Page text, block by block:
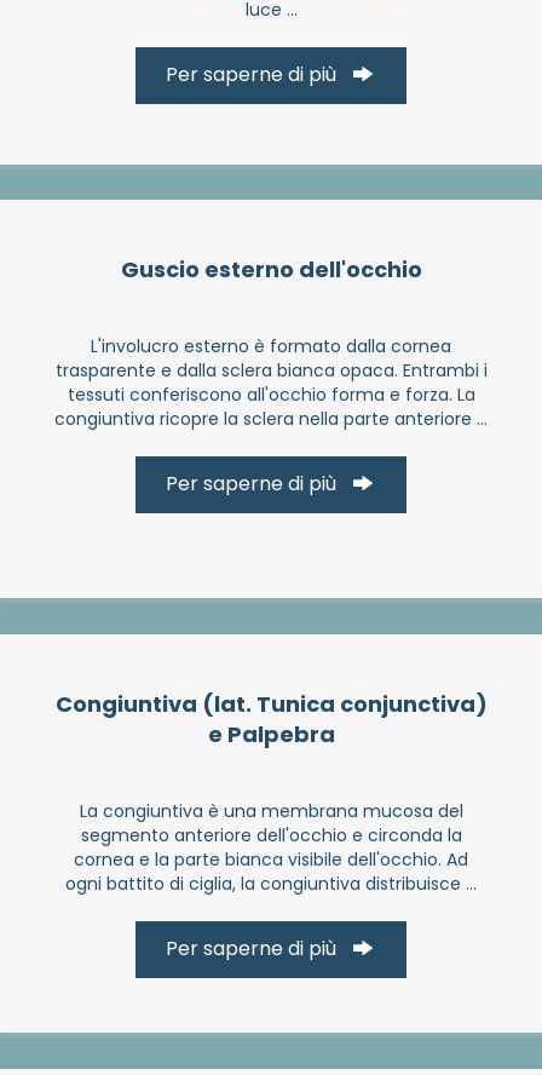
luce ...
Per saperne di più
Guscio esterno dell'occhio
L'involucro esterno è formato dalla cornea
trasparente e dalla sclera bianca opaca. Entrambi i
tessuti conferiscono all'occhio forma e forza. La
congiuntiva ricopre la sclera nella parte anteriore ...
Per saperne di più
Congiuntiva (lat. Tunica conjunctiva)
e Palpebra
La congiuntiva è una membrana mucosa del
segmento anteriore dell'occhio e circonda la
cornea e la parte bianca visibile dell'occhio. Ad
ogni battito di ciglia, la congiuntiva distribuisce ...
Per saperne di più